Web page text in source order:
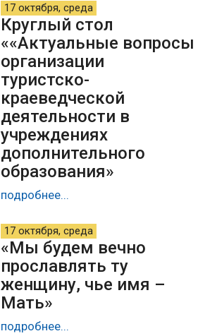
17 октября, среда
Круглый стол
««Актуальные вопросы
организации
туристско-
краеведческой
деятельности в
учреждениях
дополнительного
образования»
подробнее...
17 октября, среда
«Мы будем вечно
прославлять ту
женщину, чье имя –
Мать»
подробнее...